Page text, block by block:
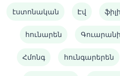
էստոնական Էվ
հունարեն
Հմոնգ հունգարերեն